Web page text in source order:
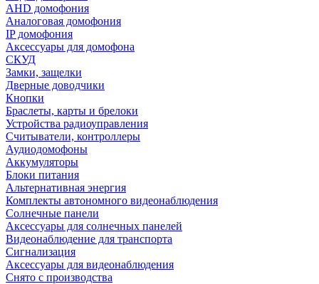
AHD домофония
Аналоговая домофония
IP домофония
Аксессуары для домофона
СКУД
Замки, защелки
Дверные доводчики
Кнопки
Браслеты, карты и брелоки
Устройства радиоуправления
Считыватели, контроллеры
Аудиодомофоны
Аккумуляторы
Блоки питания
Альтернативная энергия
Комплекты автономного видеонаблюдения
Солнечные панели
Аксессуары для солнечных панелей
Видеонаблюдение для транспорта
Сигнализация
Аксессуары для видеонаблюдения
Снято с производства